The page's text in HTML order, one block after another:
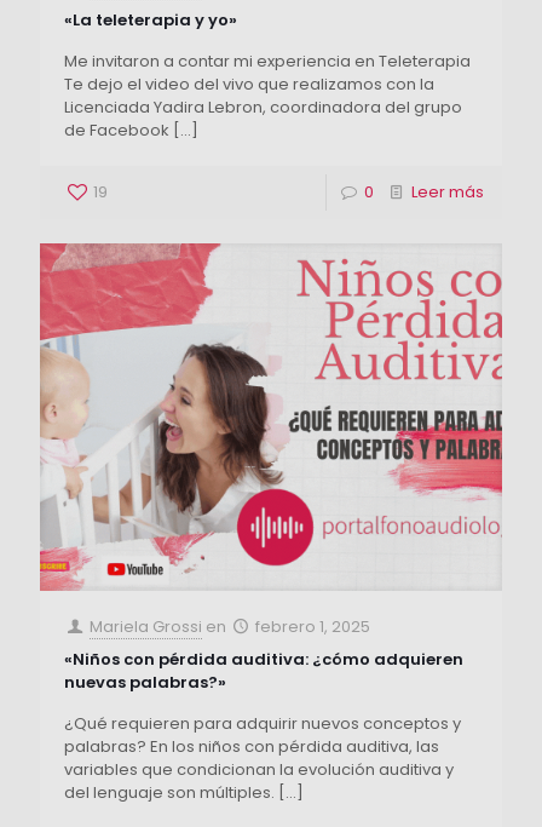
«La teleterapia y yo»
Me invitaron a contar mi experiencia en Teleterapia
Te dejo el video del vivo que realizamos con la
Licenciada Yadira Lebron, coordinadora del grupo
de Facebook […]
19 0 Leer más
Mariela Grossi en
febrero 1, 2025
«Niños con pérdida auditiva: ¿cómo adquieren
nuevas palabras?»
¿Qué requieren para adquirir nuevos conceptos y
palabras? En los niños con pérdida auditiva, las
variables que condicionan la evolución auditiva y
del lenguaje son múltiples. […]